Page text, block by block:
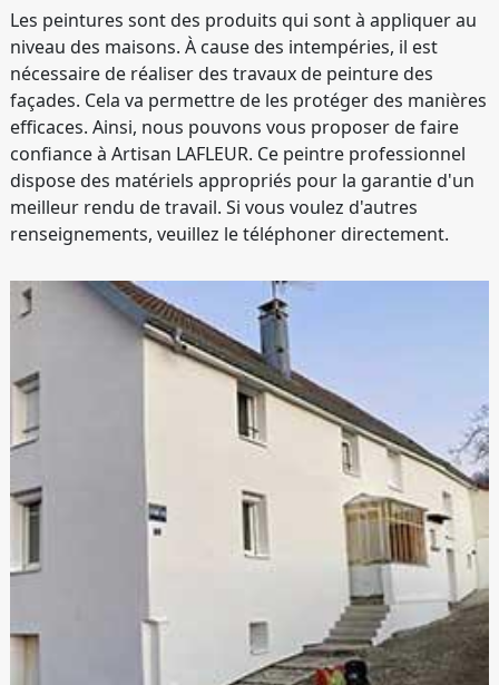
Les peintures sont des produits qui sont à appliquer au
niveau des maisons. À cause des intempéries, il est
nécessaire de réaliser des travaux de peinture des
façades. Cela va permettre de les protéger des manières
efficaces. Ainsi, nous pouvons vous proposer de faire
confiance à Artisan LAFLEUR. Ce peintre professionnel
dispose des matériels appropriés pour la garantie d'un
meilleur rendu de travail. Si vous voulez d'autres
renseignements, veuillez le téléphoner directement.